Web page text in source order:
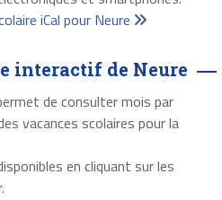
iCal pour Neure
interactif de Neure
de consulter mois par
vacances scolaires pour la
en cliquant sur les